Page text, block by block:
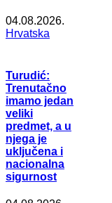
04.08.2026.
Hrvatska
Turudić:
Trenutačno
imamo jedan
veliki
predmet, a u
njega je
uključena i
nacionalna
sigurnost